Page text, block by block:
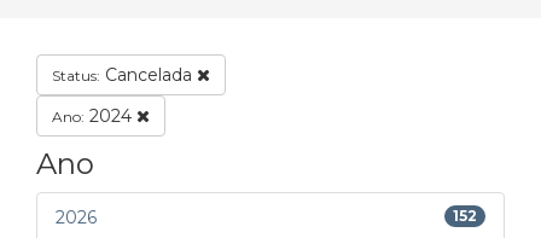
Status: Cancelada
Ano: 2024
Ano
2026 152